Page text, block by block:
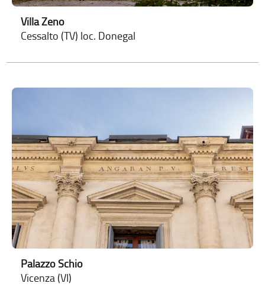
Villa Zeno
Cessalto (TV) loc. Donegal
Palazzo Schio
Vicenza (VI)